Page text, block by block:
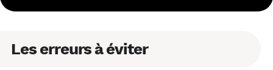
Les erreurs à éviter